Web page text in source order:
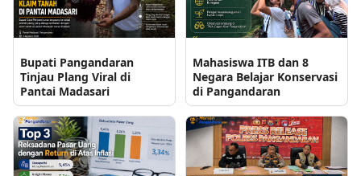
Bupati Pangandaran
Tinjau Plang Viral di
Pantai Madasari
Mahasiswa ITB dan 8
Negara Belajar Konservasi
di Pangandaran